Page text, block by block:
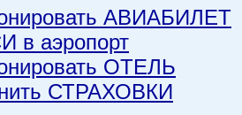
АВИАБИЛЕТ
в аэропорт
ОТЕЛЬ
СТРАХОВКИ